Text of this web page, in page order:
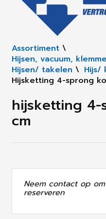
Assortiment \
Hijsen, vacuum,
Hijsen/ takelen \ Hijs/
Hijsketting 4-sprong
hijsketting
cm
Neem contact op
reserveren